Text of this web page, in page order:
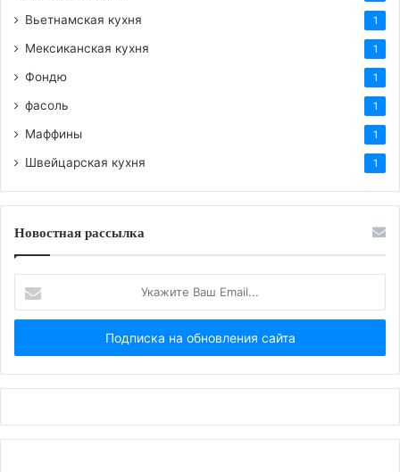
Вьетнамская кухня 1
Мексиканская кухня 1
Фондю 1
фасоль 1
Маффины 1
Швейцарская кухня 1
Новостная рассылка
Ваш
Email...